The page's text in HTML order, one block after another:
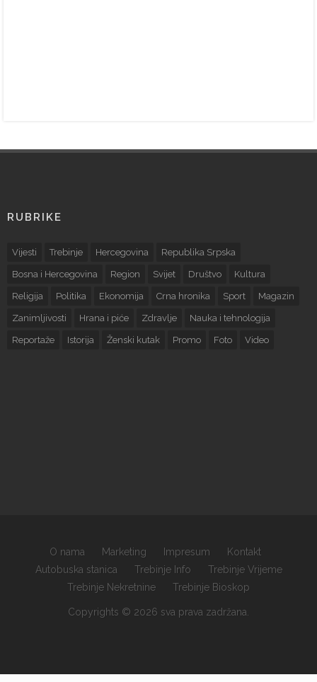
RUBRIKE
Vijesti Trebinje Hercegovina Republika Srpska
Bosna i Hercegovina Region Svijet Društvo Kultura
Religija Politika Ekonomija Crna hronika Sport Magazin
Zanimljivosti Hrana i piće Zdravlje Nauka i tehnologija
Reportaže Istorija Ženski kutak Promo Foto Video
O nama Marketing Impresum
Kontakt
Autobuska stanica
Trebinje Info
Trebinje Vrijeme
Trebinje Nekretnine
Trebinje Bioskop
Copyrights © 2026 sva prava zadržana.